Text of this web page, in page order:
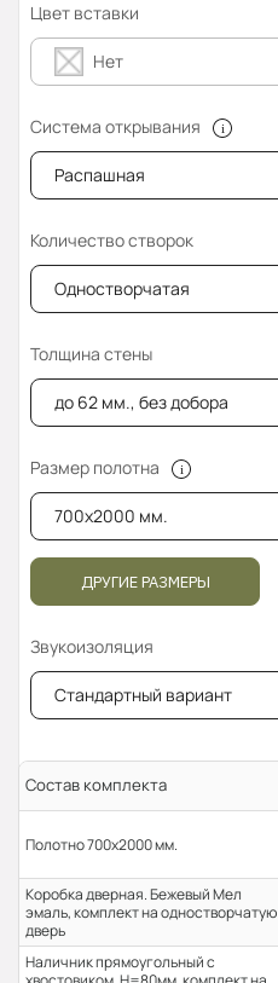
Цвет вставки
Нет
Система открывания
Распашная
Количество створок
Одностворчатая
Толщина стены
до 62 мм., без добора
Размер полотна
700x2000 мм.
ДРУГИЕ РАЗМЕРЫ
Звукоизоляция
Стандартный вариант
Состав комплекта
Полотно 700x2000 мм.
Коробка дверная. Бежевый Мел
эмаль, комплект на одностворчатую
дверь
Наличник прямоугольный с